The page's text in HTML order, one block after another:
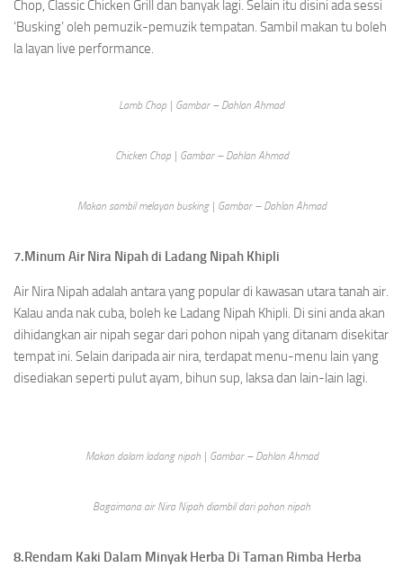
Chop, Classic Chicken Grill dan banyak lagi. Selain itu disini ada sessi
‘Busking’ oleh pemuzik-pemuzik tempatan. Sambil makan tu boleh
la layan live performance.
Lamb Chop | Gambar – Dahlan Ahmad
Chicken Chop | Gambar – Dahlan Ahmad
Makan sambil melayan busking | Gambar – Dahlan Ahmad
7.Minum Air Nira Nipah di Ladang Nipah Khipli
Air Nira Nipah adalah antara yang popular di kawasan utara tanah air.
Kalau anda nak cuba, boleh ke Ladang Nipah Khipli. Di sini anda akan
dihidangkan air nipah segar dari pohon nipah yang ditanam disekitar
tempat ini. Selain daripada air nira, terdapat menu-menu lain yang
disediakan seperti pulut ayam, bihun sup, laksa dan lain-lain lagi.
Makan dalam ladang nipah | Gambar – Dahlan Ahmad
Bagaimana air Nira Nipah diambil dari pohon nipah
8.Rendam Kaki Dalam Minyak Herba Di Taman Rimba Herba